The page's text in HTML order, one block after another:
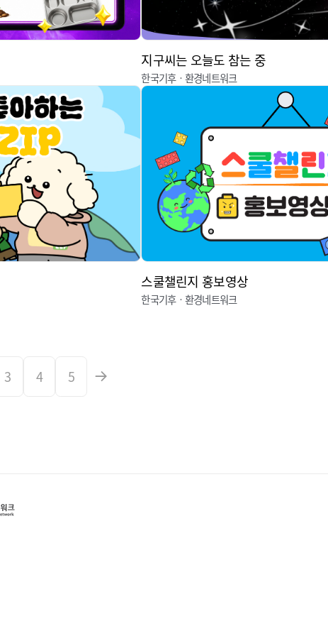
지구씨는 오늘도 참는 중
한국기후ㆍ환경네트워크
스쿨챌린지 홍보영상
한국기후ㆍ환경네트워크
3 4 5